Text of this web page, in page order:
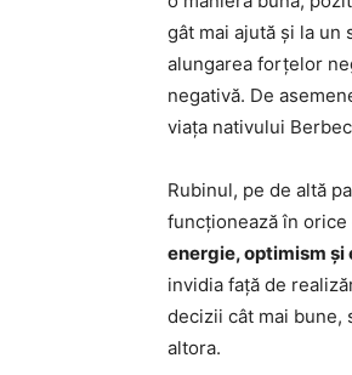
gât mai ajută și la
alungarea forțelor
negativă. De
viața nativului
Rubinul, pe de altă
funcționează în orice
energie, optimism
invidia față de
decizii cât mai bune,
altora.